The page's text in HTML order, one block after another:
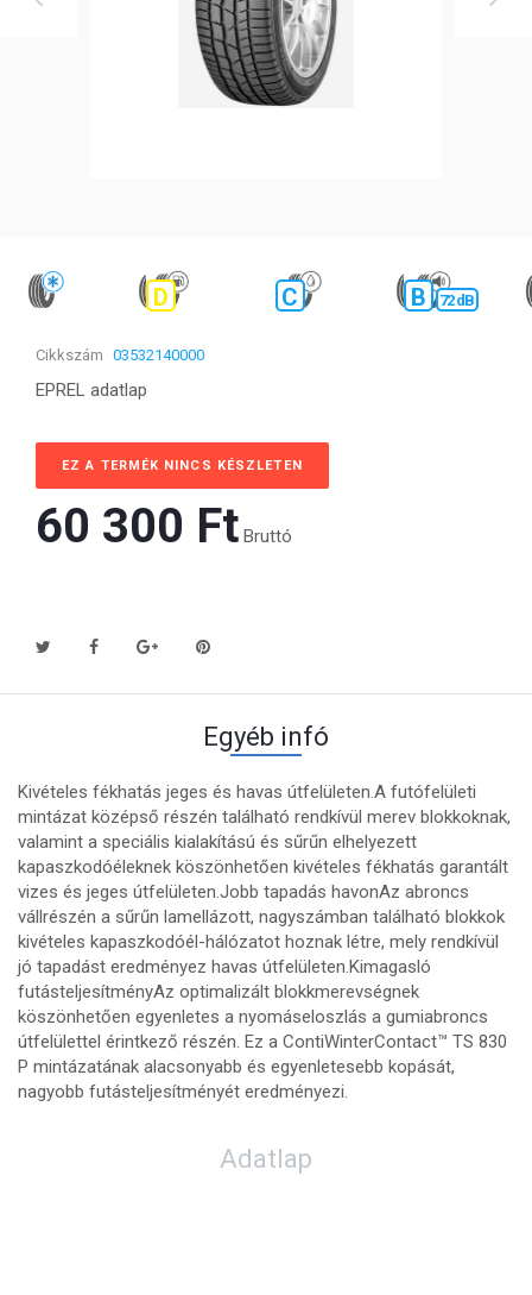
D C B 72 dB
Cikkszám 03532140000
EPREL adatlap
EZ A TERMÉK NINCS KÉSZLETEN
60 300 Ft‎ Bruttó
Egyéb infó
Kivételes fékhatás jeges és havas útfelületen.A futófelületi
mintázat középső részén található rendkívül merev blokkoknak,
valamint a speciális kialakítású és sűrűn elhelyezett
kapaszkodóéleknek köszönhetően kivételes fékhatás garantált
vizes és jeges útfelületen.Jobb tapadás havonAz abroncs
vállrészén a sűrűn lamellázott, nagyszámban található blokkok
kivételes kapaszkodóél-hálózatot hoznak létre, mely rendkívül
jó tapadást eredményez havas útfelületen.Kimagasló
futásteljesítményAz optimalizált blokkmerevségnek
köszönhetően egyenletes a nyomáseloszlás a gumiabroncs
útfelülettel érintkező részén. Ez a ContiWinterContact™ TS 830
P mintázatának alacsonyabb és egyenletesebb kopását,
nagyobb futásteljesítményét eredményezi.
Adatlap